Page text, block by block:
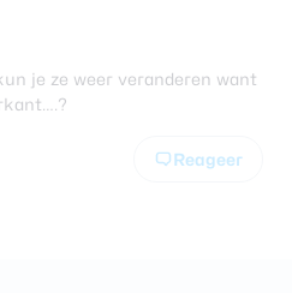
je ze weer veranderen want
Reageer